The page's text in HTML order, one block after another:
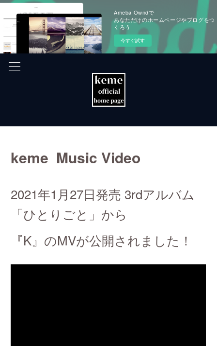
Ameba Owndで
あなただけのホームページやブログをつ
くろう
今すぐ試す
keme Music Video
2021年1月27日発売 3rdアルバム
「ひとりごと」から
『K』のMVが公開されました！